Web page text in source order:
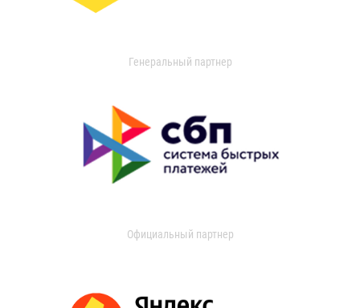
Генеральный партнер
Официальный партнер